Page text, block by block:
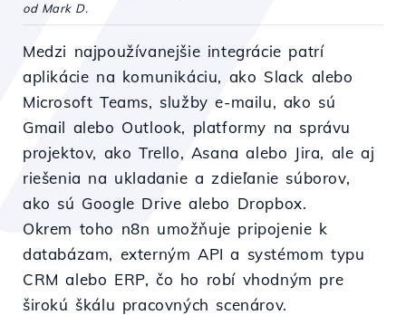
od Mark D.
Medzi najpoužívanejšie integrácie patrí
aplikácie na komunikáciu, ako Slack alebo
Microsoft Teams, služby e-mailu, ako sú
Gmail alebo Outlook, platformy na správu
projektov, ako Trello, Asana alebo Jira, ale aj
riešenia na ukladanie a zdieľanie súborov,
ako sú Google Drive alebo Dropbox.
Okrem toho n8n umožňuje pripojenie k
databázam, externým API a systémom typu
CRM alebo ERP, čo ho robí vhodným pre
širokú škálu pracovných scenárov.